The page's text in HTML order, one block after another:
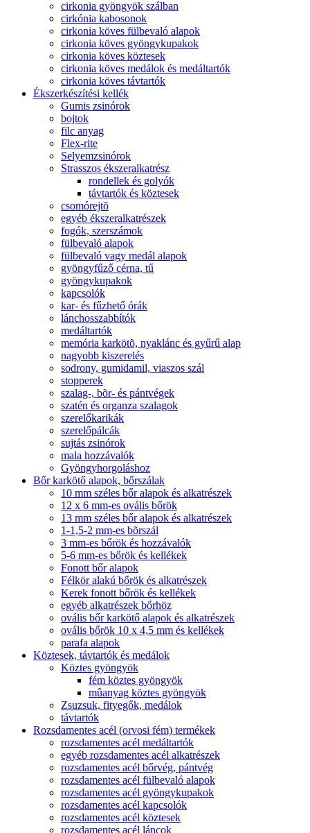
cirkonia gyöngyök szálban
cirkónia kabosonok
cirkonia köves fülbevaló alapok
cirkonia köves gyöngykupakok
cirkonia köves köztesek
cirkonia köves medálok és medáltartók
cirkonia köves távtartók
Ékszerkészítési kellék
Gumis zsinórok
bojtok
filc anyag
Flex-rite
Selyemzsinórok
Strasszos ékszeralkatrész
rondellek és golyók
távtartók és köztesek
csomórejtõ
egyéb ékszeralkatrészek
fogók, szerszámok
fülbevaló alapok
fülbevaló vagy medál alapok
gyöngyfűző cérna, tű
gyöngykupakok
kapcsolók
kar- és fűzhető órák
lánchosszabbítók
medáltartók
memória karkötõ, nyaklánc és gyűrű alap
nagyobb kiszerelés
sodrony, gumidamil, viaszos szál
stopperek
szalag-, bõr- és pántvégek
szatén és organza szalagok
szerelőkarikák
szerelőpálcák
sujtás zsinórok
mala hozzávalók
Gyöngyhorgoláshoz
Bőr karkötő alapok, bőrszálak
10 mm széles bőr alapok és alkatrészek
12 x 6 mm-es ovális bőrök
13 mm széles bőr alapok és alkatrészek
1-1,5-2 mm-es bõrszál
3 mm-es bőrök és hozzávalók
5-6 mm-es bőrök és kellékek
Fonott bőr alapok
Félkör alakú bőrök és alkatrészek
Kerek fonott bőrök és kellékek
egyéb alkatrészek bőrhöz
ovális bőr karkötő alapok és alkatrészek
ovális bőrök 10 x 4,5 mm és kellékek
parafa alapok
Köztesek, távtartók és medálok
Köztes gyöngyök
fém köztes gyöngyök
mûanyag köztes gyöngyök
Zsuzsuk, fityegők, medálok
távtartók
Rozsdamentes acél (orvosi fém) termékek
rozsdamentes acél medáltartók
egyéb rozsdamentes acél alkatrészek
rozsdamentes acél bőrvég, pántvég
rozsdamentes acél fülbevaló alapok
rozsdamentes acél gyöngykupakok
rozsdamentes acél kapcsolók
rozsdamentes acél köztesek
rozsdamentes acél láncok